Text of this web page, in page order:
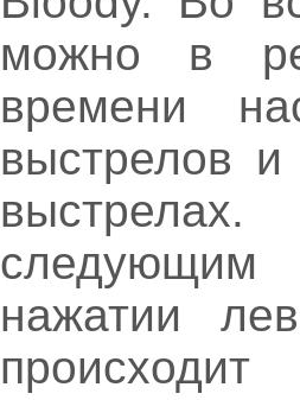
можно в
времени
выстрелов
нажатии